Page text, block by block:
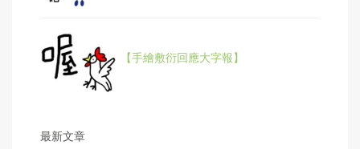
【手繪敷衍回應大字報】
最新文章